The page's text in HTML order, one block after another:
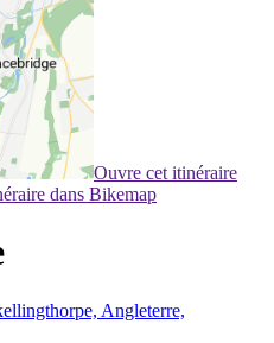
Ouvre cet itinéraire
dans Bikemap
Angleterre,